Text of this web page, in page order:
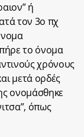
ή
τον 3ο πχ
το όνομα
χρόνους
μετά ορδές
ονομάσθηκε
όπως